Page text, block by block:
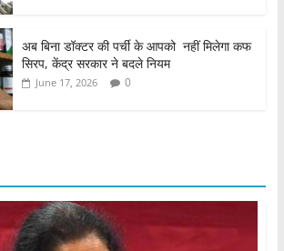
अब बिना डॉक्टर की पर्ची के आपको नहीं मिलेगा कफ
सिरप, केंद्र सरकार ने बदले नियम
June 17, 2026 0